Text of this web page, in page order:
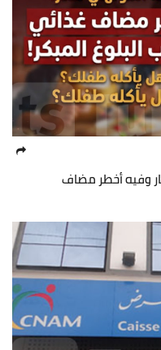
وفيه أخطر مضاف